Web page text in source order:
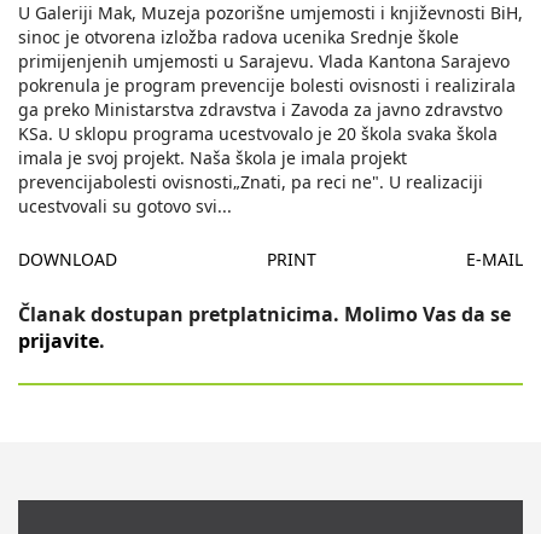
U Galeriji Mak, Muzeja pozorišne umjemosti i književnosti BiH,
sinoc je otvorena izložba radova ucenika Srednje škole
primijenjenih umjemosti u Sarajevu. Vlada Kantona Sarajevo
pokrenula je program prevencije bolesti ovisnosti i realizirala
ga preko Ministarstva zdravstva i Zavoda za javno zdravstvo
KSa. U sklopu programa ucestvovalo je 20 škola svaka škola
imala je svoj projekt. Naša škola je imala projekt
prevencijabolesti ovisnosti„Znati, pa reci ne". U realizaciji
ucestvovali su gotovo svi...
DOWNLOAD PRINT E-MAIL
Članak dostupan pretplatnicima. Molimo Vas da se
prijavite.